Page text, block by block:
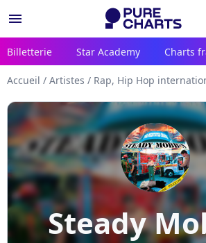
menu
Billetterie Star Academy Charts
Accueil / Artistes / Rap, Hip Hop
Steady